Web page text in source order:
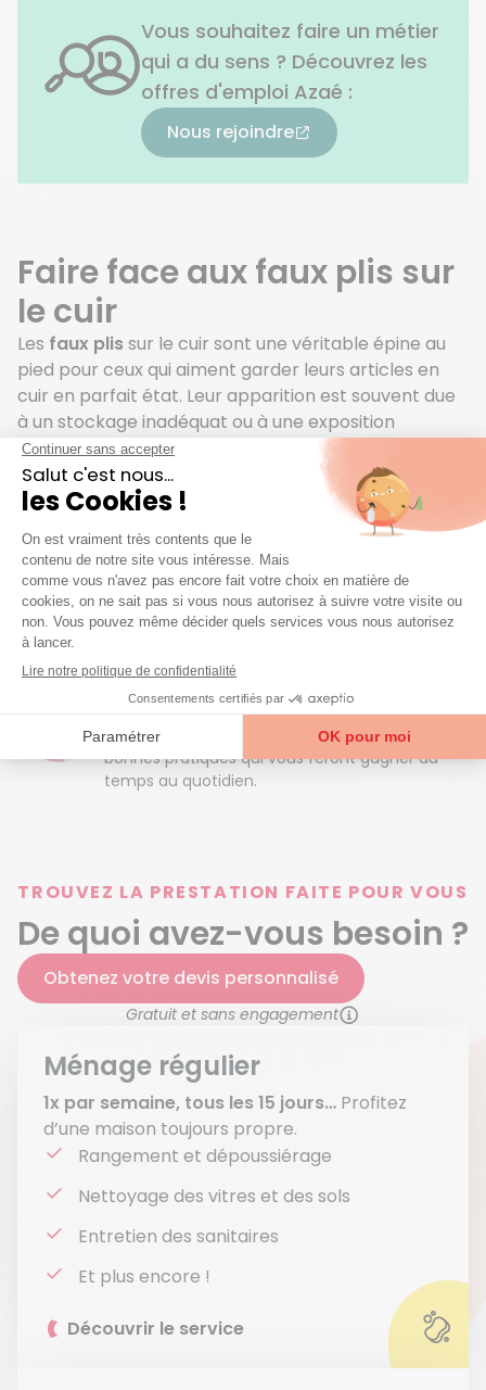
Vous souhaitez faire un métier
qui a du sens ? Découvrez les
offres d'emploi Azaé :
Nous rejoindre
Faire face aux faux plis sur
le cuir
Les faux plissur le cuir sont une véritable épine au
pied pour ceux qui aiment garder leurs articles en
cuir en parfait état. Leur apparition est souvent due
à un stockage inadéquat ou à une exposition
prolongée à l’humidité ou à la chaleur.
Pour y faire face, suspendez la veste en cuir dans la
salle de bain pendant que vous prenez une douche
chaude. La vapeur aidera àdétendre les fibres du
cuir. Assurez-vous que la veste ne soit pas en
contact direct avec l’eau.
Publié par Solène
Solène est aide-ménagère depuis 7 ans chez
Azaé. Elle partage ses astuces ménagers et ses
bonnes pratiques qui vous feront gagner du
temps au quotidien.
TROUVEZ LA PRESTATION FAITE POUR VOUS
De quoi avez-vous besoin ?
Obtenez votre devis personnalisé
Gratuit et sans engagement
Ménage régulier
1x par semaine, tous les 15 jours… Profitez
d’une maison toujours propre.
Rangement et dépoussiérage
Nettoyage des vitres et des sols
Entretien des sanitaires
Et plus encore !
Découvrir le service